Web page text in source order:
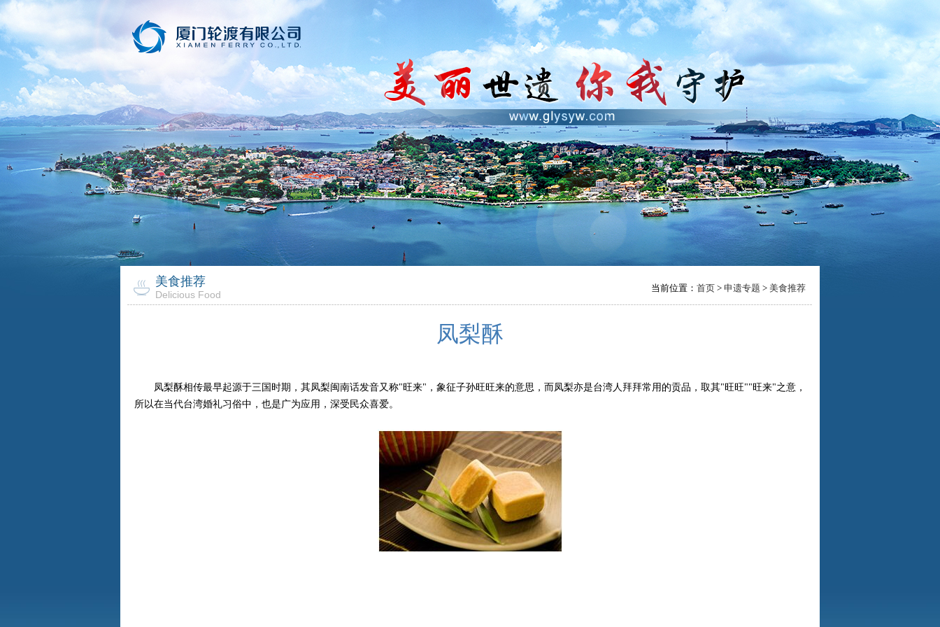
美食推荐
Delicious Food
当前位置： 首页 > 申遗专题 > 美食推荐
凤梨酥
凤梨酥相传最早起源于三国时期，其凤梨闽南话发音又称"旺来"，象征子孙旺旺来的意思，而凤梨亦是台湾人拜拜常用的贡品，取其"旺旺""旺来"之意，
所以在当代台湾婚礼习俗中，也是广为应用，深受民众喜爱。